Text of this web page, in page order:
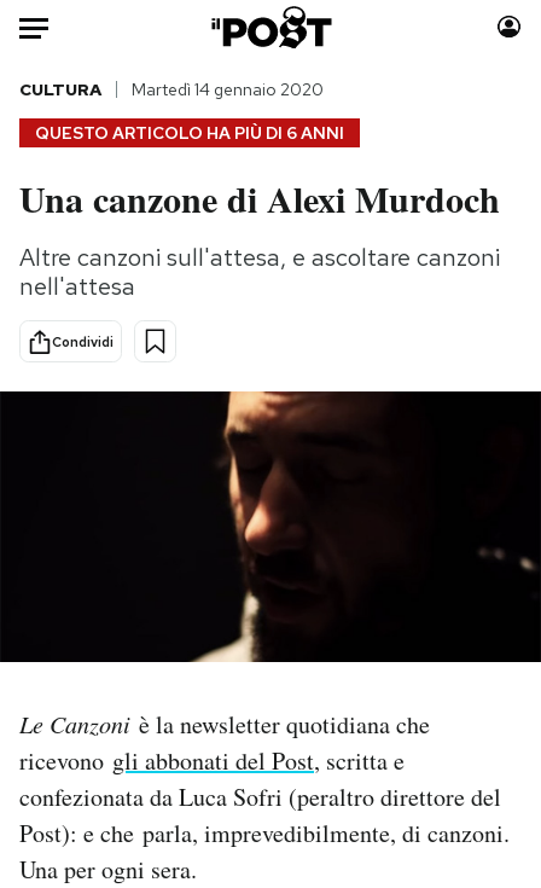
Auto
HOME
Italia
Politica
Internet
Moda
Consumismi
NEWSLETTER
I MIEI PREFERITI
SHOP
QUESTO ARTICOLO HA PIÙ DI 6 ANNI
CULTURA Martedì 14 gennaio 2020
Una canzone di Alexi Murdoch
Altre canzoni sull'attesa, e ascoltare canzoni
nell'attesa
Condividi
Le Canzoni è la newsletter quotidiana che
ricevono gli abbonati del Post, scritta e
confezionata da Luca Sofri (peraltro direttore del
Post): e che parla, imprevedibilmente, di canzoni.
Una per ogni sera.